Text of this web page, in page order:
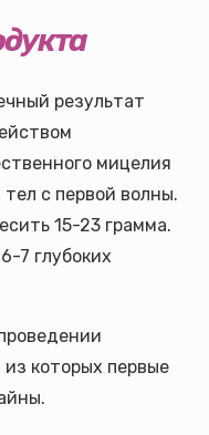
результат
мицелия
с первой волны.
15-23 грамма.
7 глубоких
которых первые